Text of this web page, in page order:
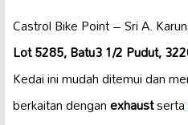
Castrol Bike Point – Sri A.
Lot 5285, Batu3 1/2 Pudut,
Kedai ini mudah ditemui dan
berkaitan denganexhaustserta